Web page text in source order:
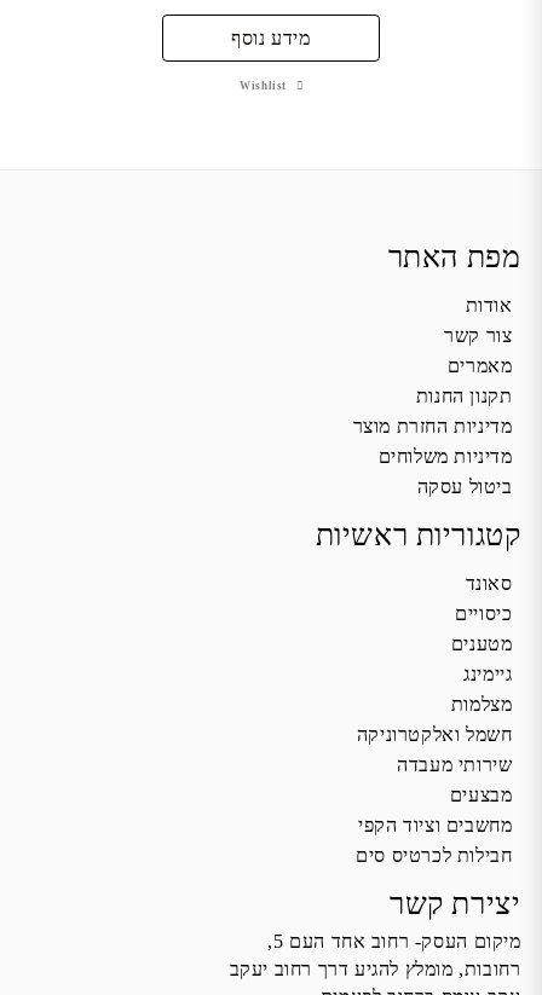
מידע נוסף
Wishlist
מפת האתר
אודות
צור קשר
מאמרים
תקנון החנות
מדיניות החזרת מוצר
מדיניות משלוחים
ביטול עסקה
קטגוריות ראשיות
סאונד
כיסויים
מטענים
גיימינג
מצלמות
חשמל ואלקטרוניקה
שירותי מעבדה
מבצעים
מחשבים וציוד הקפי
חבילות לכרטיס סים
יצירת קשר
מיקום העסק- רחוב אחד העם 5,
רחובות, מומלץ להגיע דרך רחוב יעקב